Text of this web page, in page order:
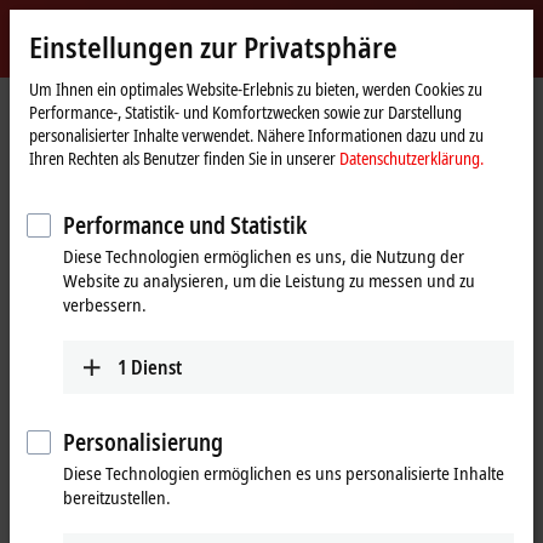
Beckhoff
-
New
Automation
Technology
myBeckhoff
StartseiteUnternehmen News Hannover Messe 2016 | Tag 1
Mit Klick auf "Akzeptieren" zeigen wir das Video und passen die
Einstellung zur Privatsphäre an, dabei wird externer Inhalt von
Vimeo geladen. Beachten Sie dazu bitte unsere
26.04.2016
Einstellungen zur Privatsphäre
Um Ihnen ein optimales Website-Erlebnis zu bieten, werden Cookies zu
Performance-, Statistik- und Komfortzwecken sowie zur Darstellung
personalisierter Inhalte verwendet. Nähere Informationen dazu und zu
Ihren Rechten als Benutzer finden Sie in unserer Datenschutzerklärung.
Performance und Statistik
Diese Technologien ermöglichen es uns, die Nutzung der
Website zu analysieren, um die Leistung zu messen und zu
verbessern.
1 Dienst
Personalisierung
Diese Technologien ermöglichen es uns personalisierte Inhalte
bereitzustellen.